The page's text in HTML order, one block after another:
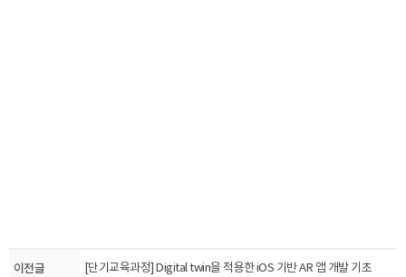
이전글 [단기교육과정] Digital twin을 적용한 iOS 기반 AR 앱 개발 기초